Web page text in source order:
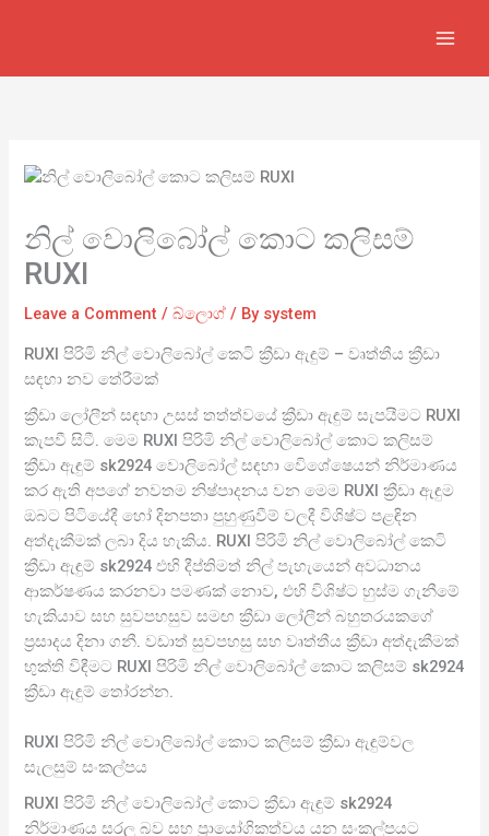
නිල් වොලිබෝල් කොට කලිසම්
RUXI
Leave a Comment /බ්ලොග් / By system
RUXI පිරිමි නිල් වොලිබෝල් කෙටි ක්‍රීඩා ඇඳුම් – වෘත්තීය ක්‍රීඩා
සඳහා නව තේරීමක්
ක්‍රීඩා ලෝලීන් සඳහා උසස් තත්ත්වයේ ක්‍රීඩා ඇඳුම් සැපයීමට RUXI
කැපවී සිටී. මෙම RUXI පිරිමි නිල් වොලිබෝල් කොට කලිසම්
ක්‍රීඩා ඇඳුම් sk2924 වොලිබෝල් සඳහා විෙශේෂෙයන් නිර්මාණය
කර ඇති අපගේ නවතම නිෂ්පාදනය වන මෙම RUXI ක්‍රීඩා ඇඳුම
ඔබට පිටියේදී හෝ දිනපතා පුහුණුවීම් වලදී විශිෂ්ට පළඳින
අත්දැකීමක් ලබා දිය හැකිය. RUXI පිරිමි නිල් වොලිබෝල් කෙටි
ක්‍රීඩා ඇඳුම් sk2924 එහි දීප්තිමත් නිල් පැහැයෙන් අවධානය
ආකර්ෂණය කරනවා පමණක් නොව, එහි විශිෂ්ට හුස්ම ගැනීමේ
හැකියාව සහ සුවපහසුව සමඟ ක්‍රීඩා ලෝලීන් බහුතරයකගේ
ප්‍රසාදය දිනා ගනී. වඩාත් සුවපහසු සහ වෘත්තීය ක්‍රීඩා අත්දැකීමක්
භුක්ති විඳීමට RUXI පිරිමි නිල් වොලිබෝල් කොට කලිසම් sk2924
ක්‍රීඩා ඇඳුම් තෝරන්න.
RUXI පිරිමි නිල් වොලිබෝල් කොට කලිසම් ක්‍රීඩා ඇඳුම්වල
සැලසුම් සංකල්පය
RUXI පිරිමි නිල් වොලිබෝල් කොට ක්‍රීඩා ඇඳුම් sk2924
නිර්මාණය සරල බව සහ ප්‍රායෝගිකත්වය යන සංකල්පයට